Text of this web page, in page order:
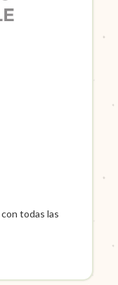
con todas las